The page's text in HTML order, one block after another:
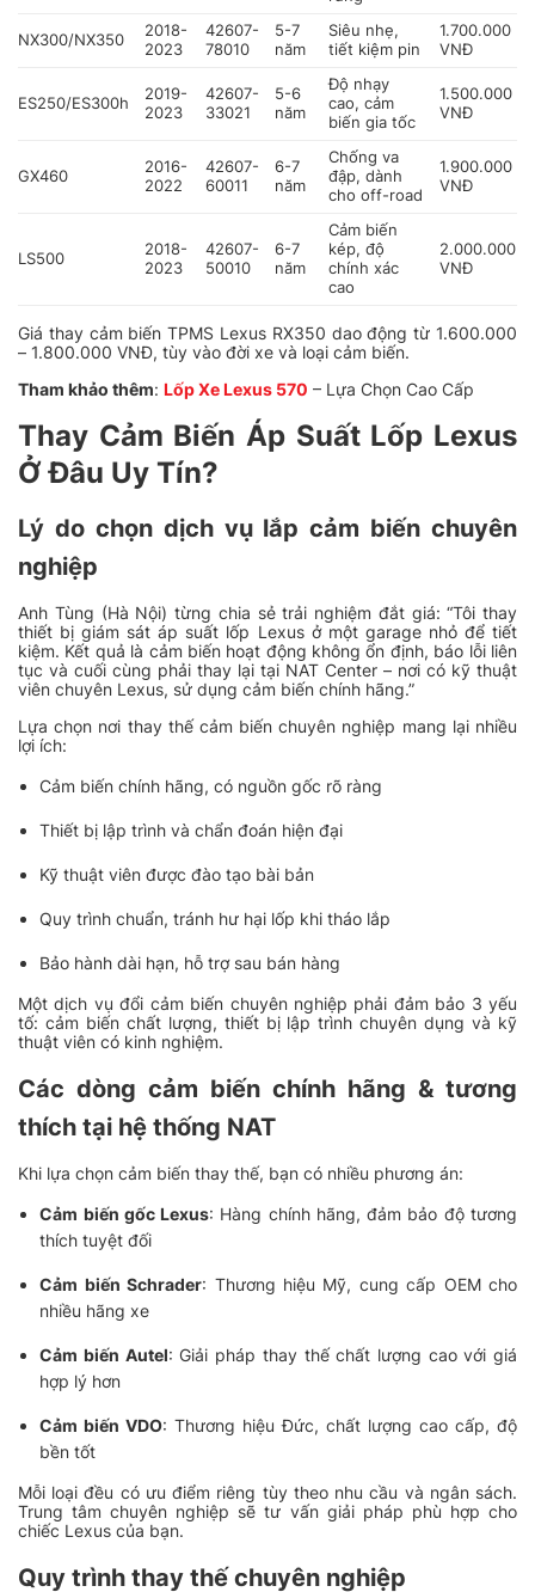
NX300/NX350
2018-
2023
42607-
78010
5-7
năm
Siêu nhẹ,
tiết kiệm pin
1.700.000
VNĐ
ES250/ES300h
2019-
2023
42607-
33021
5-6
năm
Độ nhạy
cao, cảm
biến gia tốc
1.500.000
VNĐ
GX460
2016-
2022
42607-
60011
6-7
năm
Chống va
đập, dành
cho off-road
1.900.000
VNĐ
LS500
2018-
2023
42607-
50010
6-7
năm
Cảm biến
kép, độ
chính xác
cao
2.000.000
VNĐ
Giá thay cảm biến TPMS Lexus RX350 dao động từ 1.600.000
– 1.800.000 VNĐ, tùy vào đời xe và loại cảm biến.
Tham khảo thêm: Lốp Xe Lexus 570 – Lựa Chọn Cao Cấp
Thay Cảm Biến Áp Suất Lốp Lexus
Ở Đâu Uy Tín?
Lý do chọn dịch vụ lắp cảm biến chuyên
nghiệp
Anh Tùng (Hà Nội) từng chia sẻ trải nghiệm đắt giá: “Tôi thay
thiết bị giám sát áp suất lốp Lexus ở một garage nhỏ để tiết
kiệm. Kết quả là cảm biến hoạt động không ổn định, báo lỗi liên
tục và cuối cùng phải thay lại tại NAT Center – nơi có kỹ thuật
viên chuyên Lexus, sử dụng cảm biến chính hãng.”
Lựa chọn nơi thay thế cảm biến chuyên nghiệp mang lại nhiều
lợi ích:
Cảm biến chính hãng, có nguồn gốc rõ ràng
Thiết bị lập trình và chẩn đoán hiện đại
Kỹ thuật viên được đào tạo bài bản
Quy trình chuẩn, tránh hư hại lốp khi tháo lắp
Bảo hành dài hạn, hỗ trợ sau bán hàng
Một dịch vụ đổi cảm biến chuyên nghiệp phải đảm bảo 3 yếu
tố: cảm biến chất lượng, thiết bị lập trình chuyên dụng và kỹ
thuật viên có kinh nghiệm.
Các dòng cảm biến chính hãng & tương
thích tại hệ thống NAT
Khi lựa chọn cảm biến thay thế, bạn có nhiều phương án:
Cảm biến gốc Lexus: Hàng chính hãng, đảm bảo độ tương
thích tuyệt đối
Cảm biến Schrader: Thương hiệu Mỹ, cung cấp OEM cho
nhiều hãng xe
Cảm biến Autel: Giải pháp thay thế chất lượng cao với giá
hợp lý hơn
Cảm biến VDO: Thương hiệu Đức, chất lượng cao cấp, độ
bền tốt
Mỗi loại đều có ưu điểm riêng tùy theo nhu cầu và ngân sách.
Trung tâm chuyên nghiệp sẽ tư vấn giải pháp phù hợp cho
chiếc Lexus của bạn.
Quy trình thay thế chuyên nghiệp